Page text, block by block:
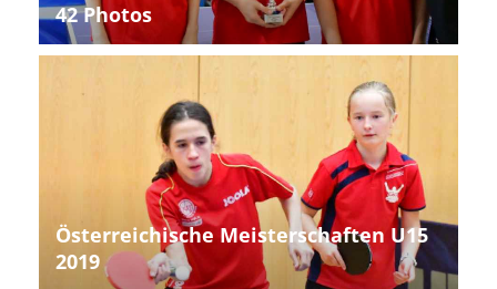
42 Photos
Österreichische Meisterschaften U15
2019